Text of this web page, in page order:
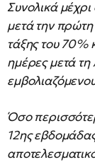
Συνολικά
μετά την πρώτη
τάξης του 70%
ημέρες μετά
Όσο
12ης